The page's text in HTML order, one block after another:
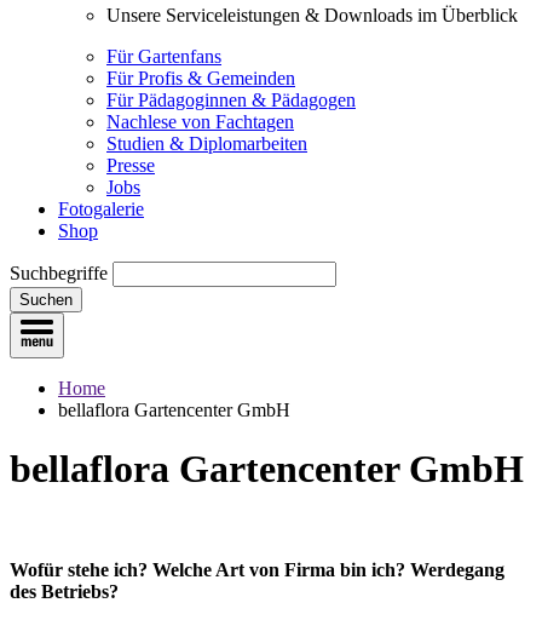
Unsere Serviceleistungen & Downloads im Überblick
Für Gartenfans
Für Profis & Gemeinden
Für Pädagoginnen & Pädagogen
Nachlese von Fachtagen
Studien & Diplomarbeiten
Presse
Jobs
Fotogalerie
Shop
Suchbegriffe
Suchen
Home
bellaflora Gartencenter GmbH
bellaflora Gartencenter GmbH
Wofür stehe ich? Welche Art von Firma bin ich? Werdegang
des Betriebs?